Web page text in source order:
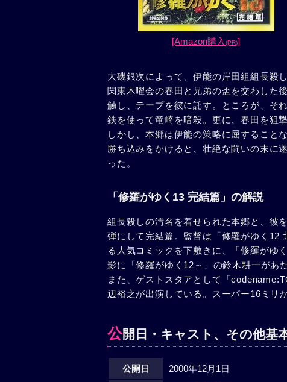
[Amazon購入(PR)]
大磯銀次によって、伊能の岸田組組長殺
関東木曜会の春田と兄弟の盃を交わした
触し、テープを彼に託す。ところが、そ
鉄を使って竜崎を暗殺。更に、春田を狙
しかし、本郷は伊能の策略に屈すること
勝ち込みをかけると、壮絶な闘いの末に
った。
「修羅がゆく13 完結篇」の解説
組長殺しの汚名を着せられた本郷と、彼
弾にして完結篇。監督は「修羅がゆく12
る人気コミックを下敷きに、「修羅がゆ
影に「修羅がゆく12～」の鈴木耕一があ
また、ゲストスタアとして「
辺裕之が出演している。スーパー16ミリ
公開日・キャスト、その他基
公開日 2000年12月1日